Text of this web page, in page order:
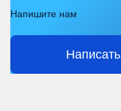
Напишите нам
Написать